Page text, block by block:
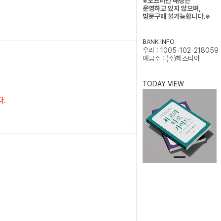
운영하고 있지 않으며,
방문구매 불가능합니다.※
BANK INFO
우리 : 1005-102-218059
예금주 : (주)헤스티아
TODAY VIEW
.